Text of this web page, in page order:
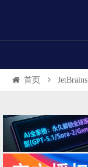
首页 JetBrains